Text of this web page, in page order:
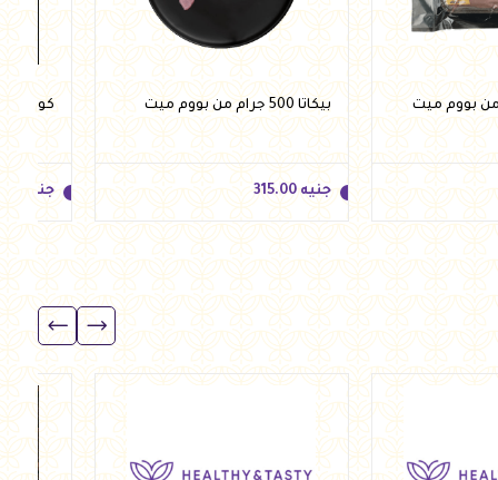
بيكاتا 500 جرام من بووم ميت
جنيه 315.00
جنيه 315.00
كولاته 500 جرام من بووم ميت
جنيه
جنيه